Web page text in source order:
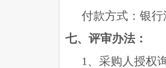
付款方式：银
七、评审办法：
1、采购人授权